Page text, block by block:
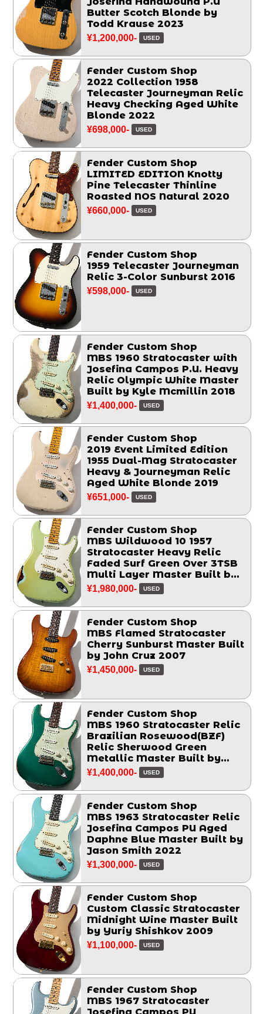
Butter Scotch Blonde by
Todd Krause 2023
¥1,200,000- USED
Fender Custom Shop
2022 Collection 1958
Telecaster Journeyman Relic
Heavy Checking Aged White
Blonde 2022
¥698,000- USED
Fender Custom Shop
LIMITED EDITION Knotty
Pine Telecaster Thinline
Roasted NOS Natural 2020
¥660,000- USED
Fender Custom Shop
1959 Telecaster Journeyman
Relic 3-Color Sunburst 2016
¥598,000- USED
Fender Custom Shop
MBS 1960 Stratocaster with
Josefina Campos P.U. Heavy
Relic Olympic White Master
Built by Kyle Mcmillin 2018
¥1,400,000- USED
Fender Custom Shop
2019 Event Limited Edition
1955 Dual-Mag Stratocaster
Heavy & Journeyman Relic
Aged White Blonde 2019
¥651,000- USED
Fender Custom Shop
MBS Wildwood 10 1957
Stratocaster Heavy Relic
Faded Surf Green Over 3TSB
Multi Layer Master Built by
John Cruz 2014
¥1,980,000- USED
Fender Custom Shop
MBS Flamed Stratocaster
Cherry Sunburst Master Built
by John Cruz 2007
¥1,450,000- USED
Fender Custom Shop
MBS 1960 Stratocaster Relic
Brazilian Rosewood(BZF)
Relic Sherwood Green
Metallic Master Built by
Chris Fleming 2006
¥1,400,000- USED
Fender Custom Shop
MBS 1963 Stratocaster Relic
Josefina Campos PU Aged
Daphne Blue Master Built by
Jason Smith 2022
¥1,300,000- USED
Fender Custom Shop
Custom Classic Stratocaster
Midnight Wine Master Built
by Yuriy Shishkov 2009
¥1,100,000- USED
Fender Custom Shop
MBS 1967 Stratocaster